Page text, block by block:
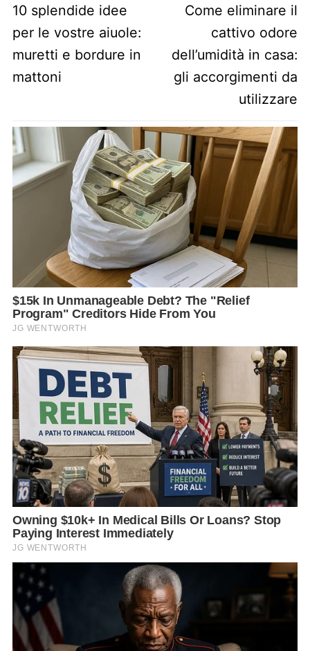
Previous post:
10 splendide idee
per le vostre aiuole:
muretti e bordure in
mattoni
Next post:
Come eliminare il
cattivo odore
dell’umidità in casa:
gli accorgimenti da
utilizzare